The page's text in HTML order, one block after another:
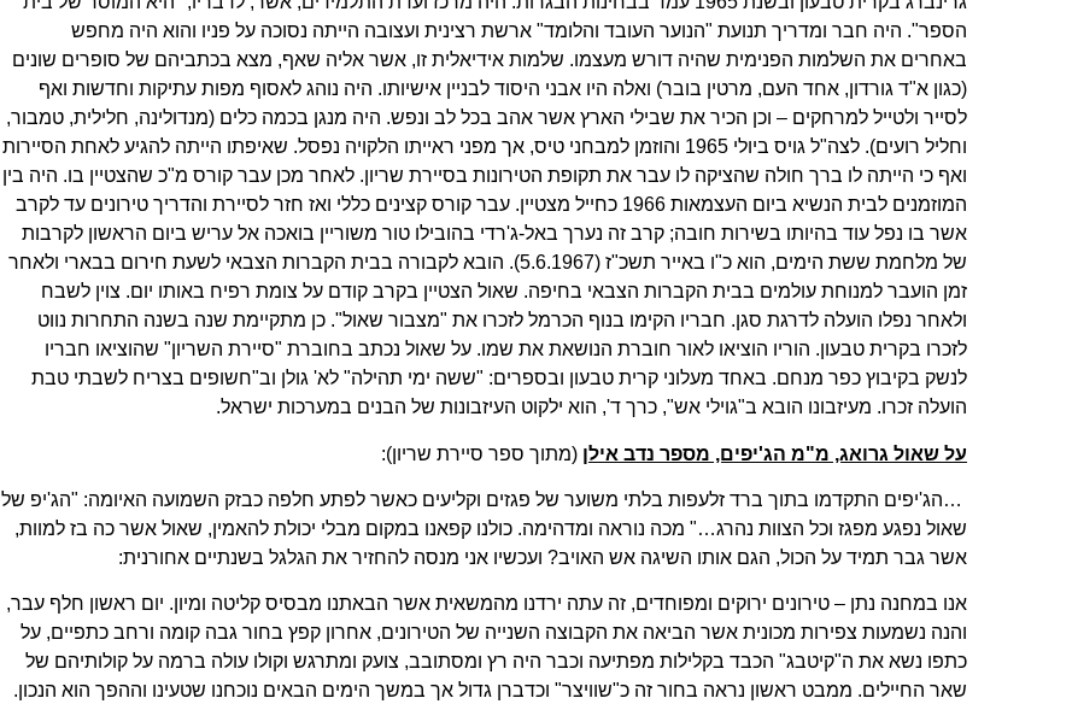
הספר". היה חבר ומדריך תנועת "הנוער העובד והלומד" ארשת רצינית ועצובה הייתה נסוכה על פניו והוא היה מחפש
באחרים את השלמות הפנימית שהיה דורש מעצמו. שלמות אידיאלית זו, אשר אליה שאף, מצא בכתביהם של סופרים שונים
(כגון א"ד גורדון, אחד העם, מרטין בובר) ואלה היו אבני היסוד לבניין אישיותו. היה נוהג לאסוף מפות עתיקות וחדשות ואף
לסייר ולטייל למרחקים – וכן הכיר את שבילי הארץ אשר אהב בכל לב ונפש. היה מנגן בכמה כלים (מנדולינה, חלילית, טמבור,
וחליל רועים). לצה"ל גויס ביולי 1965 והוזמן למבחני טיס, אך מפני ראייתו הלקויה נפסל. שאיפתו הייתה להגיע לאחת הסיירות
ואף כי הייתה לו ברך חולה שהציקה לו עבר את תקופת הטירונות בסיירת שריון. לאחר מכן עבר קורס מ"כ שהצטיין בו. היה בין
המוזמנים לבית הנשיא ביום העצמאות 1966 כחייל מצטיין. עבר קורס קצינים כללי ואז חזר לסיירת והדריך טירונים עד לקרב
אשר בו נפל עוד בהיותו בשירות חובה; קרב זה נערך באל-ג'רדי בהובילו טור משוריין בואכה אל עריש ביום הראשון לקרבות
של מלחמת ששת הימים, הוא כ"ו באייר תשכ"ז (5.6.1967). הובא לקבורה בבית הקברות הצבאי לשעת חירום בבארי ולאחר
זמן הועבר למנוחת עולמים בבית הקברות הצבאי בחיפה. שאול הצטיין בקרב קודם על צומת רפיח באותו יום. צוין לשבח
ולאחר נפלו הועלה לדרגת סגן. חבריו הקימו בנוף הכרמל לזכרו את "מצבור שאול". כן מתקיימת שנה בשנה התחרות נווט
לזכרו בקרית טבעון. הוריו הוציאו לאור חוברת הנושאת את שמו. על שאול נכתב בחוברת "סיירת השריון" שהוציאו חבריו
לנשק בקיבוץ כפר מנחם. באחד מעלוני קרית טבעון ובספרים: "ששה ימי תהילה" לא' גולן וב"חשופים בצריח לשבתי טבת
הועלה זכרו. מעיזבונו הובא ב"גוילי אש", כרך ד', הוא ילקוט העיזבונות של הבנים במערכות ישראל.
על שאול גרואג, מ"מ הג'יפים, מספר נדב אילן (מתוך ספר סיירת שריון):
…הג'יפים התקדמו בתוך ברד זלעפות בלתי משוער של פגזים וקליעים כאשר לפתע חלפה כבזק השמועה האיומה: "הג'יפ של
שאול נפגע מפגז וכל הצוות נהרג…" מכה נוראה ומדהימה. כולנו קפאנו במקום מבלי יכולת להאמין, שאול אשר כה בז למוות,
אשר גבר תמיד על הכול, הגם אותו השיגה אש האויב? ועכשיו אני מנסה להחזיר את הגלגל בשנתיים אחורנית:
אנו במחנה נתן – טירונים ירוקים ומפוחדים, זה עתה ירדנו מהמשאית אשר הבאתנו מבסיס קליטה ומיון. יום ראשון חלף עבר,
והנה נשמעות צפירות מכונית אשר הביאה את הקבוצה השנייה של הטירונים, אחרון קפץ בחור גבה קומה ורחב כתפיים, על
כתפו נשא את ה"קיטבג" הכבד בקלילות מפתיעה וכבר היה רץ ומסתובב, צועק ומתרגש וקולו עולה ברמה על קולותיהם של
שאר החיילים. ממבט ראשון נראה בחור זה כ"שוויצר" וכדברן גדול אך במשך הימים הבאים נוכחנו שטעינו וההפך הוא הנכון.